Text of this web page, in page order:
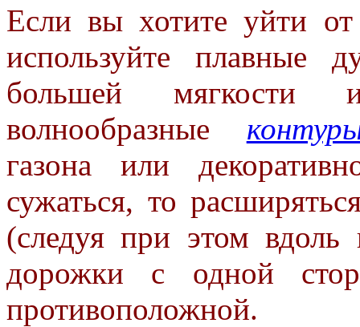
Если вы хотите уйти
используйте плавные
большей мягкости
волнообразные
газона или
сужаться, то
(следуя при этом
дорожки с одной
противоположной.